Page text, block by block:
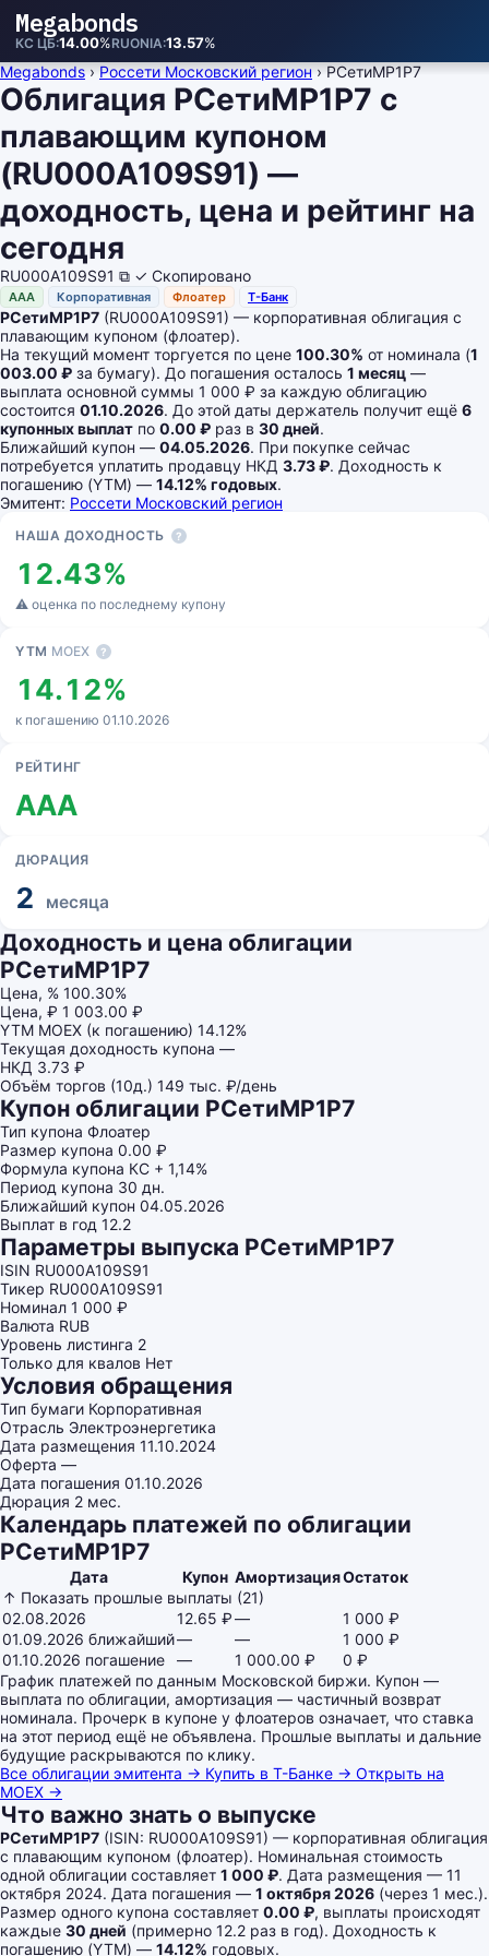
Megabonds
КС ЦБ 14.00%RUONIA 13.57%
Megabonds › Россети Московский регион › РСетиМР1P7
Облигация РСетиМР1P7 с
плавающим купоном
(RU000A109S91) —
доходность, цена и рейтинг на
сегодня
RU000A109S91 ⧉ ✓ Скопировано
AAA Корпоративная Флоатер Т-Банк
РСетиМР1P7 (RU000A109S91) — корпоративная облигация с
плавающим купоном (флоатер).
На текущий момент торгуется по цене 100.30% от номинала (1
003.00 ₽ за бумагу). До погашения осталось 1 месяц —
выплата основной суммы 1 000 ₽ за каждую облигацию
состоится 01.10.2026. До этой даты держатель получит ещё 6
купонных выплат по 0.00 ₽ раз в 30 дней.
Ближайший купон — 04.05.2026. При покупке сейчас
потребуется уплатить продавцу НКД 3.73 ₽. Доходность к
погашению (YTM) — 14.12% годовых.
Эмитент: Россети Московский регион
Основные показатели
НАША ДОХОДНОСТЬ ?
12.43%
⚠ оценка по последнему купону
YTM MOEX ?
14.12%
к погашению 01.10.2026
РЕЙТИНГ
AAA
ДЮРАЦИЯ
2 месяца
Доходность и цена облигации
РСетиМР1P7
Цена, % 100.30%
Цена, ₽ 1 003.00 ₽
YTM MOEX (к погашению) 14.12%
Текущая доходность купона —
НКД 3.73 ₽
Объём торгов (10д.) 149 тыс. ₽/день
Купон облигации РСетиМР1P7
Тип купона Флоатер
Размер купона 0.00 ₽
Формула купона КС + 1,14%
Период купона 30 дн.
Ближайший купон 04.05.2026
Выплат в год 12.2
Параметры выпуска РСетиМР1P7
ISIN RU000A109S91
Тикер RU000A109S91
Номинал 1 000 ₽
Валюта RUB
Уровень листинга 2
Только для квалов Нет
Условия обращения
Тип бумаги Корпоративная
Отрасль Электроэнергетика
Дата размещения 11.10.2024
Оферта —
Дата погашения 01.10.2026
Дюрация 2 мес.
Календарь платежей по облигации
РСетиМР1P7
Дата Купон АмортизацияОстаток
↑ Показать прошлые выплаты (21)
02.08.2026
12.65 ₽—
1 000 ₽
01.09.2026 ближайший— —
1 000 ₽
01.10.2026 погашение — 1 000.00 ₽
0 ₽
График платежей по данным Московской биржи. Купон —
выплата по облигации, амортизация — частичный возврат
номинала. Прочерк в купоне у флоатеров означает, что ставка
на этот период ещё не объявлена. Прошлые выплаты и дальние
будущие раскрываются по клику.
Все облигации эмитента → Купить в Т-Банке → Открыть на
MOEX →
Что важно знать о выпуске
РСетиМР1P7 (ISIN: RU000A109S91) — корпоративная облигация
с плавающим купоном (флоатер). Номинальная стоимость
одной облигации составляет 1 000 ₽. Дата размещения — 11
октября 2024. Дата погашения — 1 октября 2026 (через 1 мес.).
Размер одного купона составляет 0.00 ₽, выплаты происходят
каждые 30 дней (примерно 12.2 раз в год). Доходность к
погашению (YTM) — 14.12% годовых.